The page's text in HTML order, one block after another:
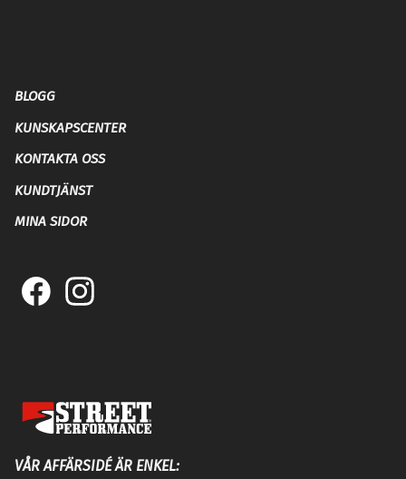
BLOGG
KUNSKAPSCENTER
KONTAKTA OSS
KUNDTJÄNST
MINA SIDOR
VÅR AFFÄRSIDÉ ÄR ENKEL: